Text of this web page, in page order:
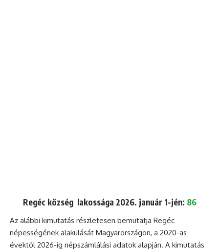
Regéc község lakossága 2026. január 1-jén: 86
Az alábbi kimutatás részletesen bemutatja Regéc
népességének alakulását Magyarországon, a 2020-as
évektől 2026-ig népszámlálási adatok alapján. A kimutatás